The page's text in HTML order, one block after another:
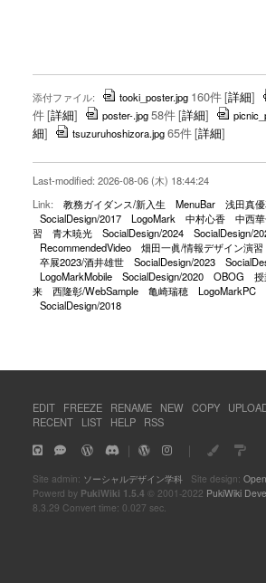
添付ファイル: tooki_poster.jpg 160件[詳細]
件[詳細] poster-.jpg58件[詳細]
細] tsuzuruhoshizora.jpg65件[詳細]
Last-modified: 2026-08-06 (木) 18:44:24
Link:
教務ガイダンス/新入生 MenuBar 浅田真
SocialDesign/2017
LogoMark 中村心香
中西
習
青木暁光 SocialDesign/2024
SocialDesign/
RecommendedVideo
畑田一眞/情報デザイン演
卒展2023/酒井雄世
SocialDesign/2023
LogoMarkMobile
SocialDesign/2020 OBOG
来
西隆彰/WebSample 亀崎瑞穂 LogoMarkPC
SocialDesign/2018
EDIT FREEZE RENAME NEW COPY
RECENT
LIST HELP RSS
｜ ｜
Site admin: ソーシャルデザイン学科Site design:
Powerd by PukiWiki 1.5.4 © 2001-2022 PukiWiki
8.3.29 Convert time: 0.027 sec.